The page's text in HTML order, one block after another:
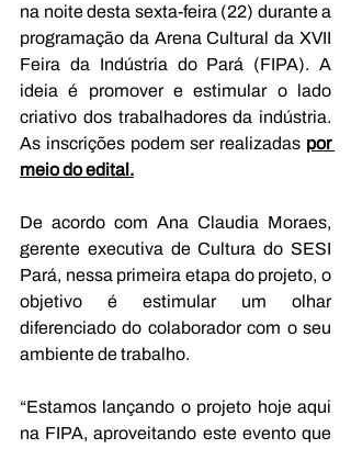
na noite desta sexta-feira (22) durante a
programação da Arena Cultural da XVII
Feira da Indústria do Pará (FIPA). A
ideia é promover e estimular o lado
criativo dos trabalhadores da indústria.
As inscrições podem ser realizadas por
meio do edital.
De acordo com Ana Claudia Moraes,
gerente executiva de Cultura do SESI
Pará, nessa primeira etapa do projeto, o
objetivo é estimular um olhar
diferenciado do colaborador com o seu
ambiente de trabalho.
“Estamos lançando o projeto hoje aqui
na FIPA, aproveitando este evento que